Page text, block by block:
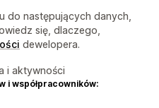
do następujących danych,
się, dlaczego,
dewelopera.
i aktywności
i współpracowników: